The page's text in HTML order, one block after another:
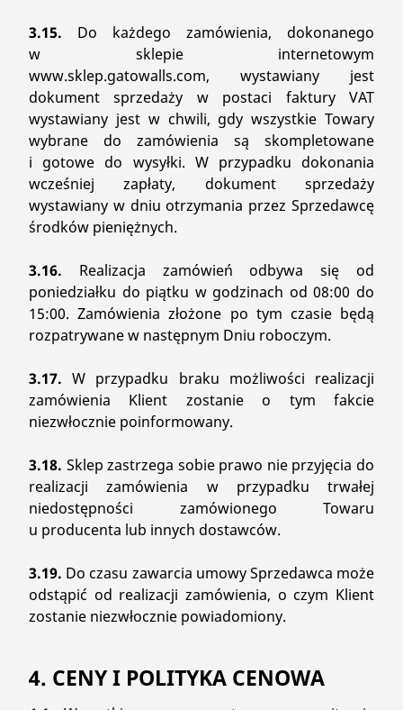
3.15. Do każdego zamówienia, dokonanego
w sklepie internetowym
www.sklep.gatowalls.com, wystawiany jest
dokument sprzedaży w postaci faktury VAT
wystawiany jest w chwili, gdy wszystkie Towary
wybrane do zamówienia są skompletowane
i gotowe do wysyłki. W przypadku dokonania
wcześniej zapłaty, dokument sprzedaży
wystawiany w dniu otrzymania przez Sprzedawcę
środków pieniężnych.
3.16. Realizacja zamówień odbywa się od
poniedziałku do piątku w godzinach od 08:00 do
15:00. Zamówienia złożone po tym czasie będą
rozpatrywane w następnym Dniu roboczym.
3.17. W przypadku braku możliwości realizacji
zamówienia Klient zostanie o tym fakcie
niezwłocznie poinformowany.
3.18. Sklep zastrzega sobie prawo nie przyjęcia do
realizacji zamówienia w przypadku trwałej
niedostępności zamówionego Towaru
u producenta lub innych dostawców.
3.19. Do czasu zawarcia umowy Sprzedawca może
odstąpić od realizacji zamówienia, o czym Klient
zostanie niezwłocznie powiadomiony.
4. CENY I POLITYKA CENOWA